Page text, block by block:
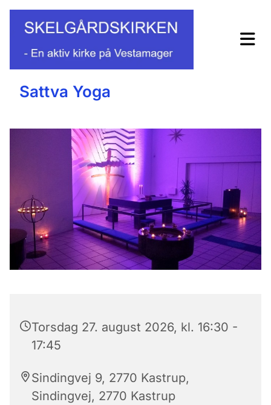
Sattva Yoga
Torsdag 27. august 2026, kl. 16:30 -
17:45
Sindingvej 9, 2770 Kastrup,
Sindingvej, 2770 Kastrup